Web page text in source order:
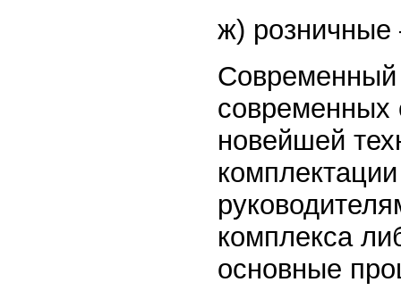
ж) розничные
Современный
современных
новейшей
комплекса
основные